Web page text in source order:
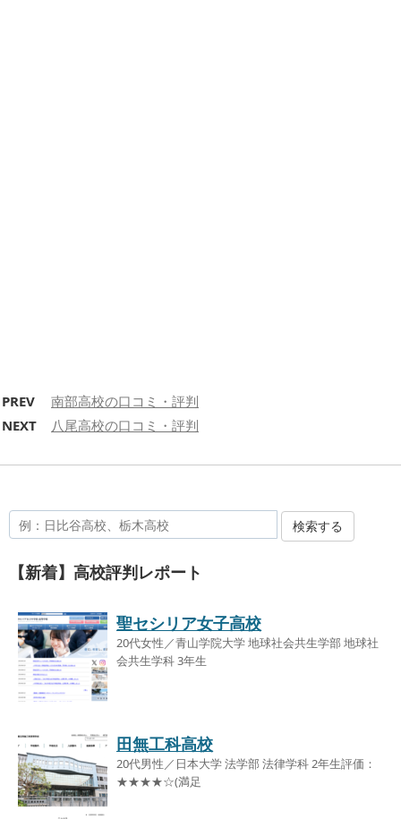
PREV
南部高校の口コミ・評判
NEXT
八尾高校の口コミ・評判
検索する
【新着】高校評判レポート
聖セシリア女子高校
20代女性／青山学院大学 地球社会共生学部 地球社
会共生学科 3年生
田無工科高校
20代男性／日本大学 法学部 法律学科 2年生評価：
★★★★☆(満足